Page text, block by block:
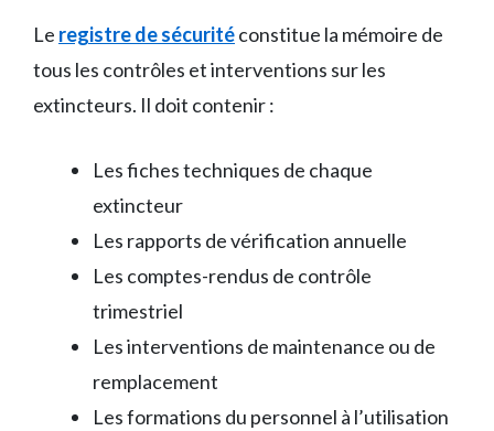
Le registre de sécuritéconstitue la mémoire de
tous les contrôles et interventions sur les
extincteurs. Il doit contenir :
Les fiches techniques de chaque
extincteur
Les rapports de vérification annuelle
Les comptes-rendus de contrôle
trimestriel
Les interventions de maintenance ou de
remplacement
Les formations du personnel à l’utilisation